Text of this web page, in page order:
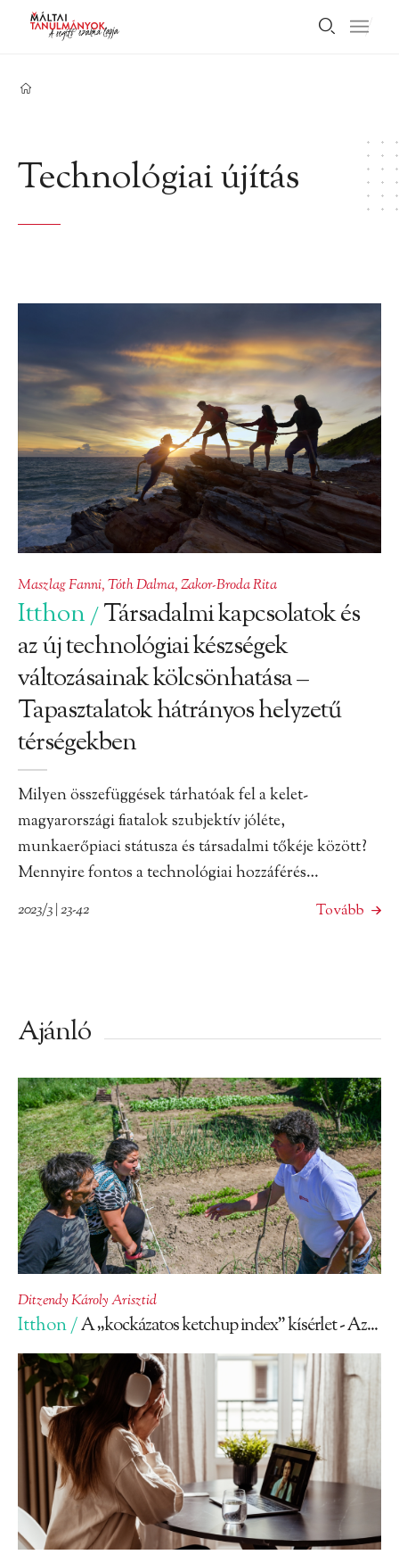
Technológiai újítás
Maszlag Fanni,Tóth Dalma,Zakor-Broda Rita
Itthon/Társadalmi kapcsolatok és
az új technológiai készségek
változásainak kölcsönhatása –
Tapasztalatok hátrányos helyzetű
térségekben
Milyen összefüggések tárhatóak fel a kelet-
magyarországi fiatalok szubjektív jóléte,
munkaerőpiaci státusza és társadalmi tőkéje között?
Mennyire fontos a technológiai hozzáférés…
2023/3 | 23-42 Tovább
Ajánló
Ditzendy Károly Arisztid
Itthon /A „kockázatos ketchup index” kísérlet - Az...